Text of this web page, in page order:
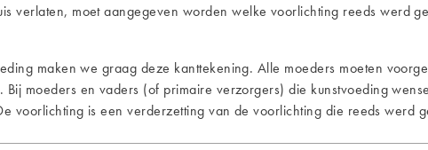
verlaten, moet aangegeven worden welke voorlichting reeds werd
maken we graag deze kanttekening. Alle moeders moeten
Bij moeders en vaders (of primaire verzorgers) die kunstvoeding
voorlichting is een verderzetting van de voorlichting die reeds werd